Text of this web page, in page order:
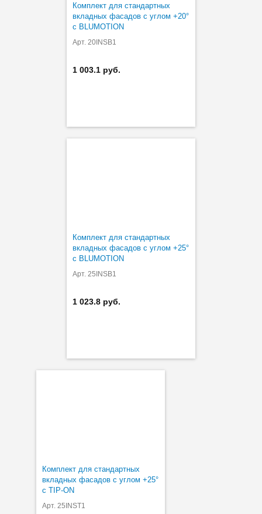
Комплект для стандартных
вкладных фасадов с углом +20°
с BLUMOTION
Арт. 20INSB1
1 003.1 руб.
Комплект для стандартных
вкладных фасадов с углом +25°
с BLUMOTION
Арт. 25INSB1
1 023.8 руб.
Комплект для стандартных
вкладных фасадов с углом +25°
с TIP-ON
Арт. 25INST1